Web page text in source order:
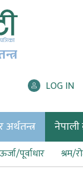
LOG IN
नेपाली
ऊर्जा/पूर्वाधार श्रम/